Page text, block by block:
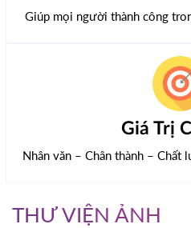
Giúp mọi người thành công
Giá Trị
Nhân văn – Chân thành – Chất
THƯ VIỆN ẢNH